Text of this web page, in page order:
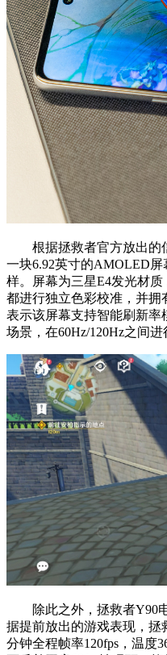
根据拯救者官方放出的
一块6.92英寸的AMOLED屏
样。屏幕为三星E4发光材
都进行独立色彩校准，并
表示该屏幕支持智能刷新率
场景，在60Hz/120Hz之间进
除此之外，拯救者Y90电
据提前放出的游戏表现，拯
分钟全程帧率120fps，温度